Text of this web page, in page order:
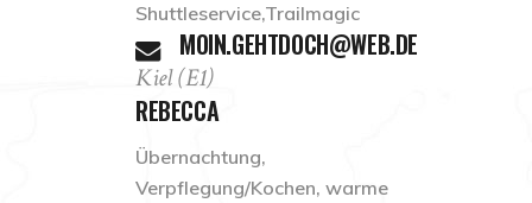
Shuttleservice,Trailmagic
MOIN.GEHTDOCH@WEB.DE
Kiel (E1)
REBECCA
Übernachtung,
Verpflegung/Kochen, warme